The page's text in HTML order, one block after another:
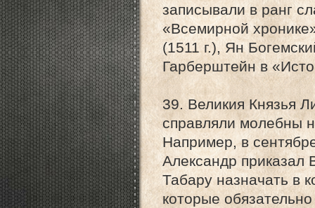
записывали в ранг
«Всемирной
(1511 г.), Ян
Гарберштейн в
39. Великия Князья
справляли молебны
Например, в
Александр приказал
Табару назначать в
которые